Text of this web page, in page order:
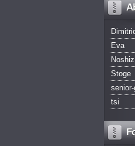
Eva
Noshiz
Stoge
tsi